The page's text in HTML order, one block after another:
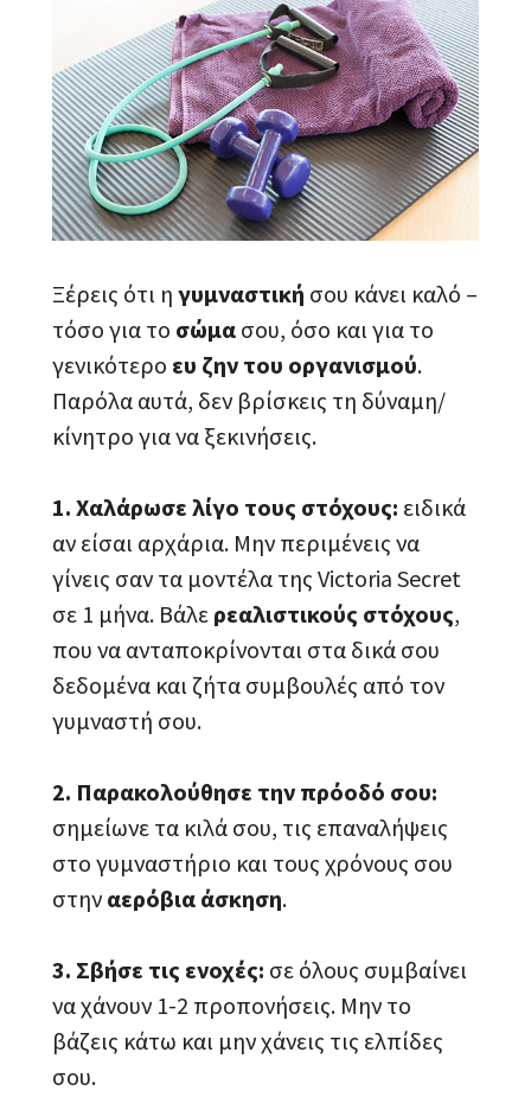
Ξέρεις ότι η γυμναστική σου κάνει καλό –
τόσο για το σώμα σου, όσο και για το
γενικότερο ευ ζην του οργανισμού.
Παρόλα αυτά, δεν βρίσκεις τη δύναμη/
κίνητρο για να ξεκινήσεις.
1. Χαλάρωσε λίγο τους στόχους: ειδικά
αν είσαι αρχάρια. Μην περιμένεις να
γίνεις σαν τα μοντέλα της Victoria Secret
σε 1 μήνα. Βάλε ρεαλιστικούς στόχους,
που να ανταποκρίνονται στα δικά σου
δεδομένα και ζήτα συμβουλές από τον
γυμναστή σου.
2. Παρακολούθησε την πρόοδό σου:
σημείωνε τα κιλά σου, τις επαναλήψεις
στο γυμναστήριο και τους χρόνους σου
στην αερόβια άσκηση.
3. Σβήσε τις ενοχές: σε όλους συμβαίνει
να χάνουν 1-2 προπονήσεις. Μην το
βάζεις κάτω και μην χάνεις τις ελπίδες
σου.